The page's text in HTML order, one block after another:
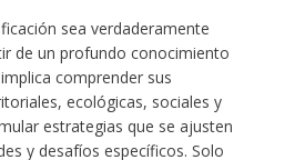
sea verdaderamente
de un profundo conocimiento
comprender sus
ecológicas, sociales y
estrategias que se ajusten
y desafíos específicos. Solo